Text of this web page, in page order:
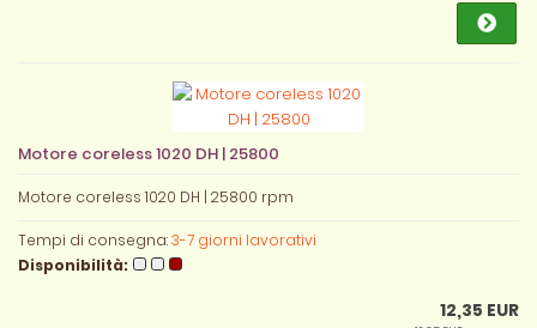
Motore coreless 1020 DH | 25800
Motore coreless 1020 DH | 25800 rpm
Tempi di consegna:3-7 giorni lavorativi
Disponibilità:
12,35 EUR